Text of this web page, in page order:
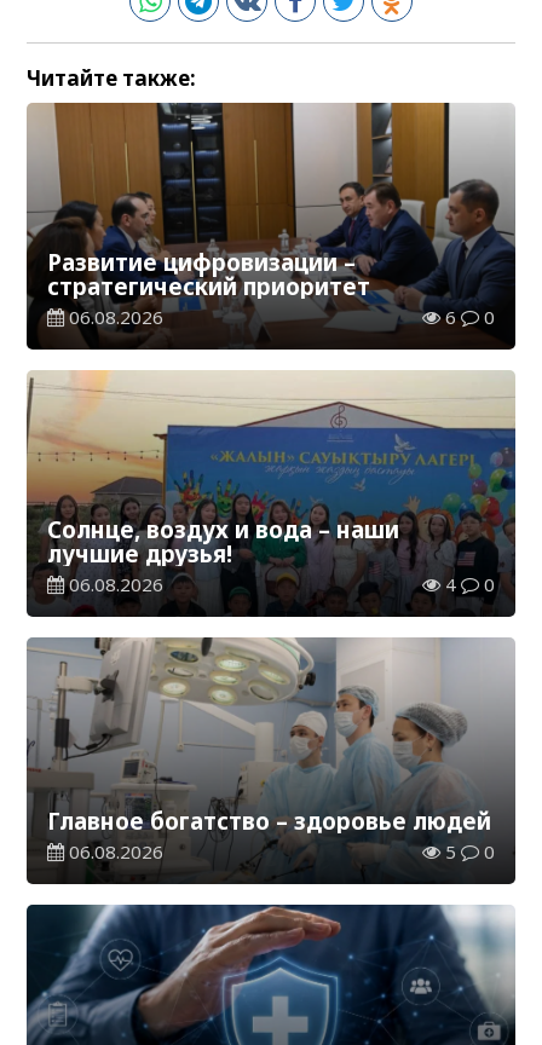
Читайте также:
Развитие цифровизации –
стратегический приоритет
06.08.2026 6 0
Солнце, воздух и вода – наши
лучшие друзья!
06.08.2026 4 0
Главное богатство – здоровье людей
06.08.2026 5 0